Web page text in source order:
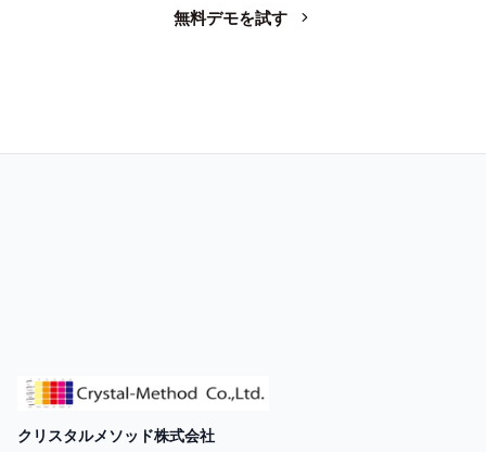
無料デモを試す
クリスタルメソッド株式会社